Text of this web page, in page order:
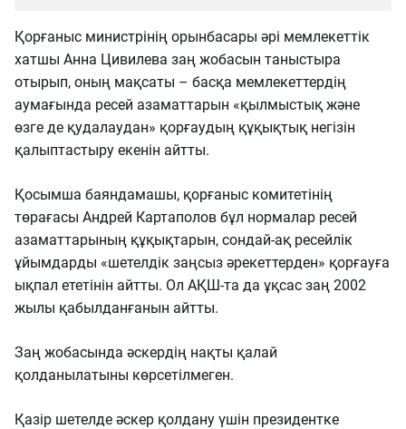
Қорғаныс министрінің орынбасары әрі мемлекеттік
хатшы Анна Цивилева заң жобасын таныстыра
отырып, оның мақсаты – басқа мемлекеттердің
аумағында ресей азаматтарын «қылмыстық және
өзге де қудалаудан» қорғаудың құқықтық негізін
қалыптастыру екенін айтты.
Қосымша баяндамашы, қорғаныс комитетінің
төрағасы Андрей Картаполов бұл нормалар ресей
азаматтарының құқықтарын, сондай-ақ ресейлік
ұйымдарды «шетелдік заңсыз әрекеттерден» қорғауға
ықпал ететінін айтты. Ол АҚШ-та да ұқсас заң 2002
жылы қабылданғанын айтты.
Заң жобасында әскердің нақты қалай
қолданылатыны көрсетілмеген.
Қазір шетелде әскер қолдану үшін президентке